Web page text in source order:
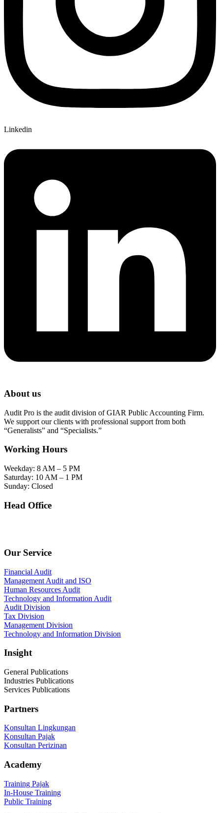
Linkedin
About us
Audit Pro is the audit division of GIAR Public Accounting Firm.
We support our clients with professional support from both
“Generalists” and “Specialists.”
Working Hours
Weekday: 8 AM – 5 PM
Saturday: 10 AM – 1 PM
Sunday: Closed
Head Office
Our Service
Financial Audit
Management Audit and ISO
Human Resources Audit
Technology and Information Audit
Audit Division
Tax Division
Management Division
Technology and Information Division
Insight
General Publications
Industries Publications
Services Publications
Partners
Konsultan Lingkungan
Konsultan Pajak
Konsultan Perizinan
Academy
Training Pajak
In-House Training
Public Training